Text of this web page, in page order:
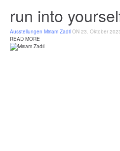
run into
Ausstellungen Miriam Zadil ON 23. Oktober
READ MORE